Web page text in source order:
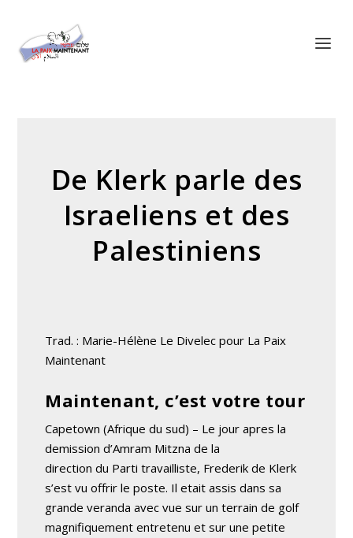
De Klerk parle des
Israeliens et des
Palestiniens
Trad. : Marie-Hélène Le Divelec pour La Paix
Maintenant
Maintenant, c’est votre tour
Capetown (Afrique du sud) – Le jour apres la
demission d’Amram Mitzna de la
direction du Parti travailliste, Frederik de Klerk
s’est vu offrir le poste. Il etait assis dans sa
grande veranda avec vue sur un terrain de golf
magnifiquement entretenu et sur une petite